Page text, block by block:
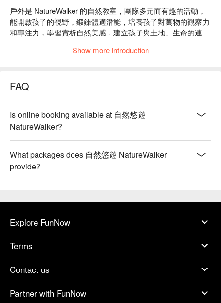
戶外是 NatureWalker 的自然教室，團隊多元而有趣的活動，
能開啟孩子的視野，鍛鍊體適潛能，培養孩子對萬物的觀察力
和專注力，學習賞析自然美感，建立孩子與土地、生命的連
近大地，來場自然小旅行。Show more Introduction
FAQ
Is online booking available at 自然悠遊
NatureWalker?
What packages does 自然悠遊 NatureWalker
provide?
Explore FunNow
Terms
Contact us
Partner with FunNow